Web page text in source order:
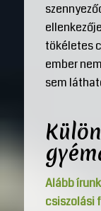
tökéletes
ember
sem
Alább
csiszolási